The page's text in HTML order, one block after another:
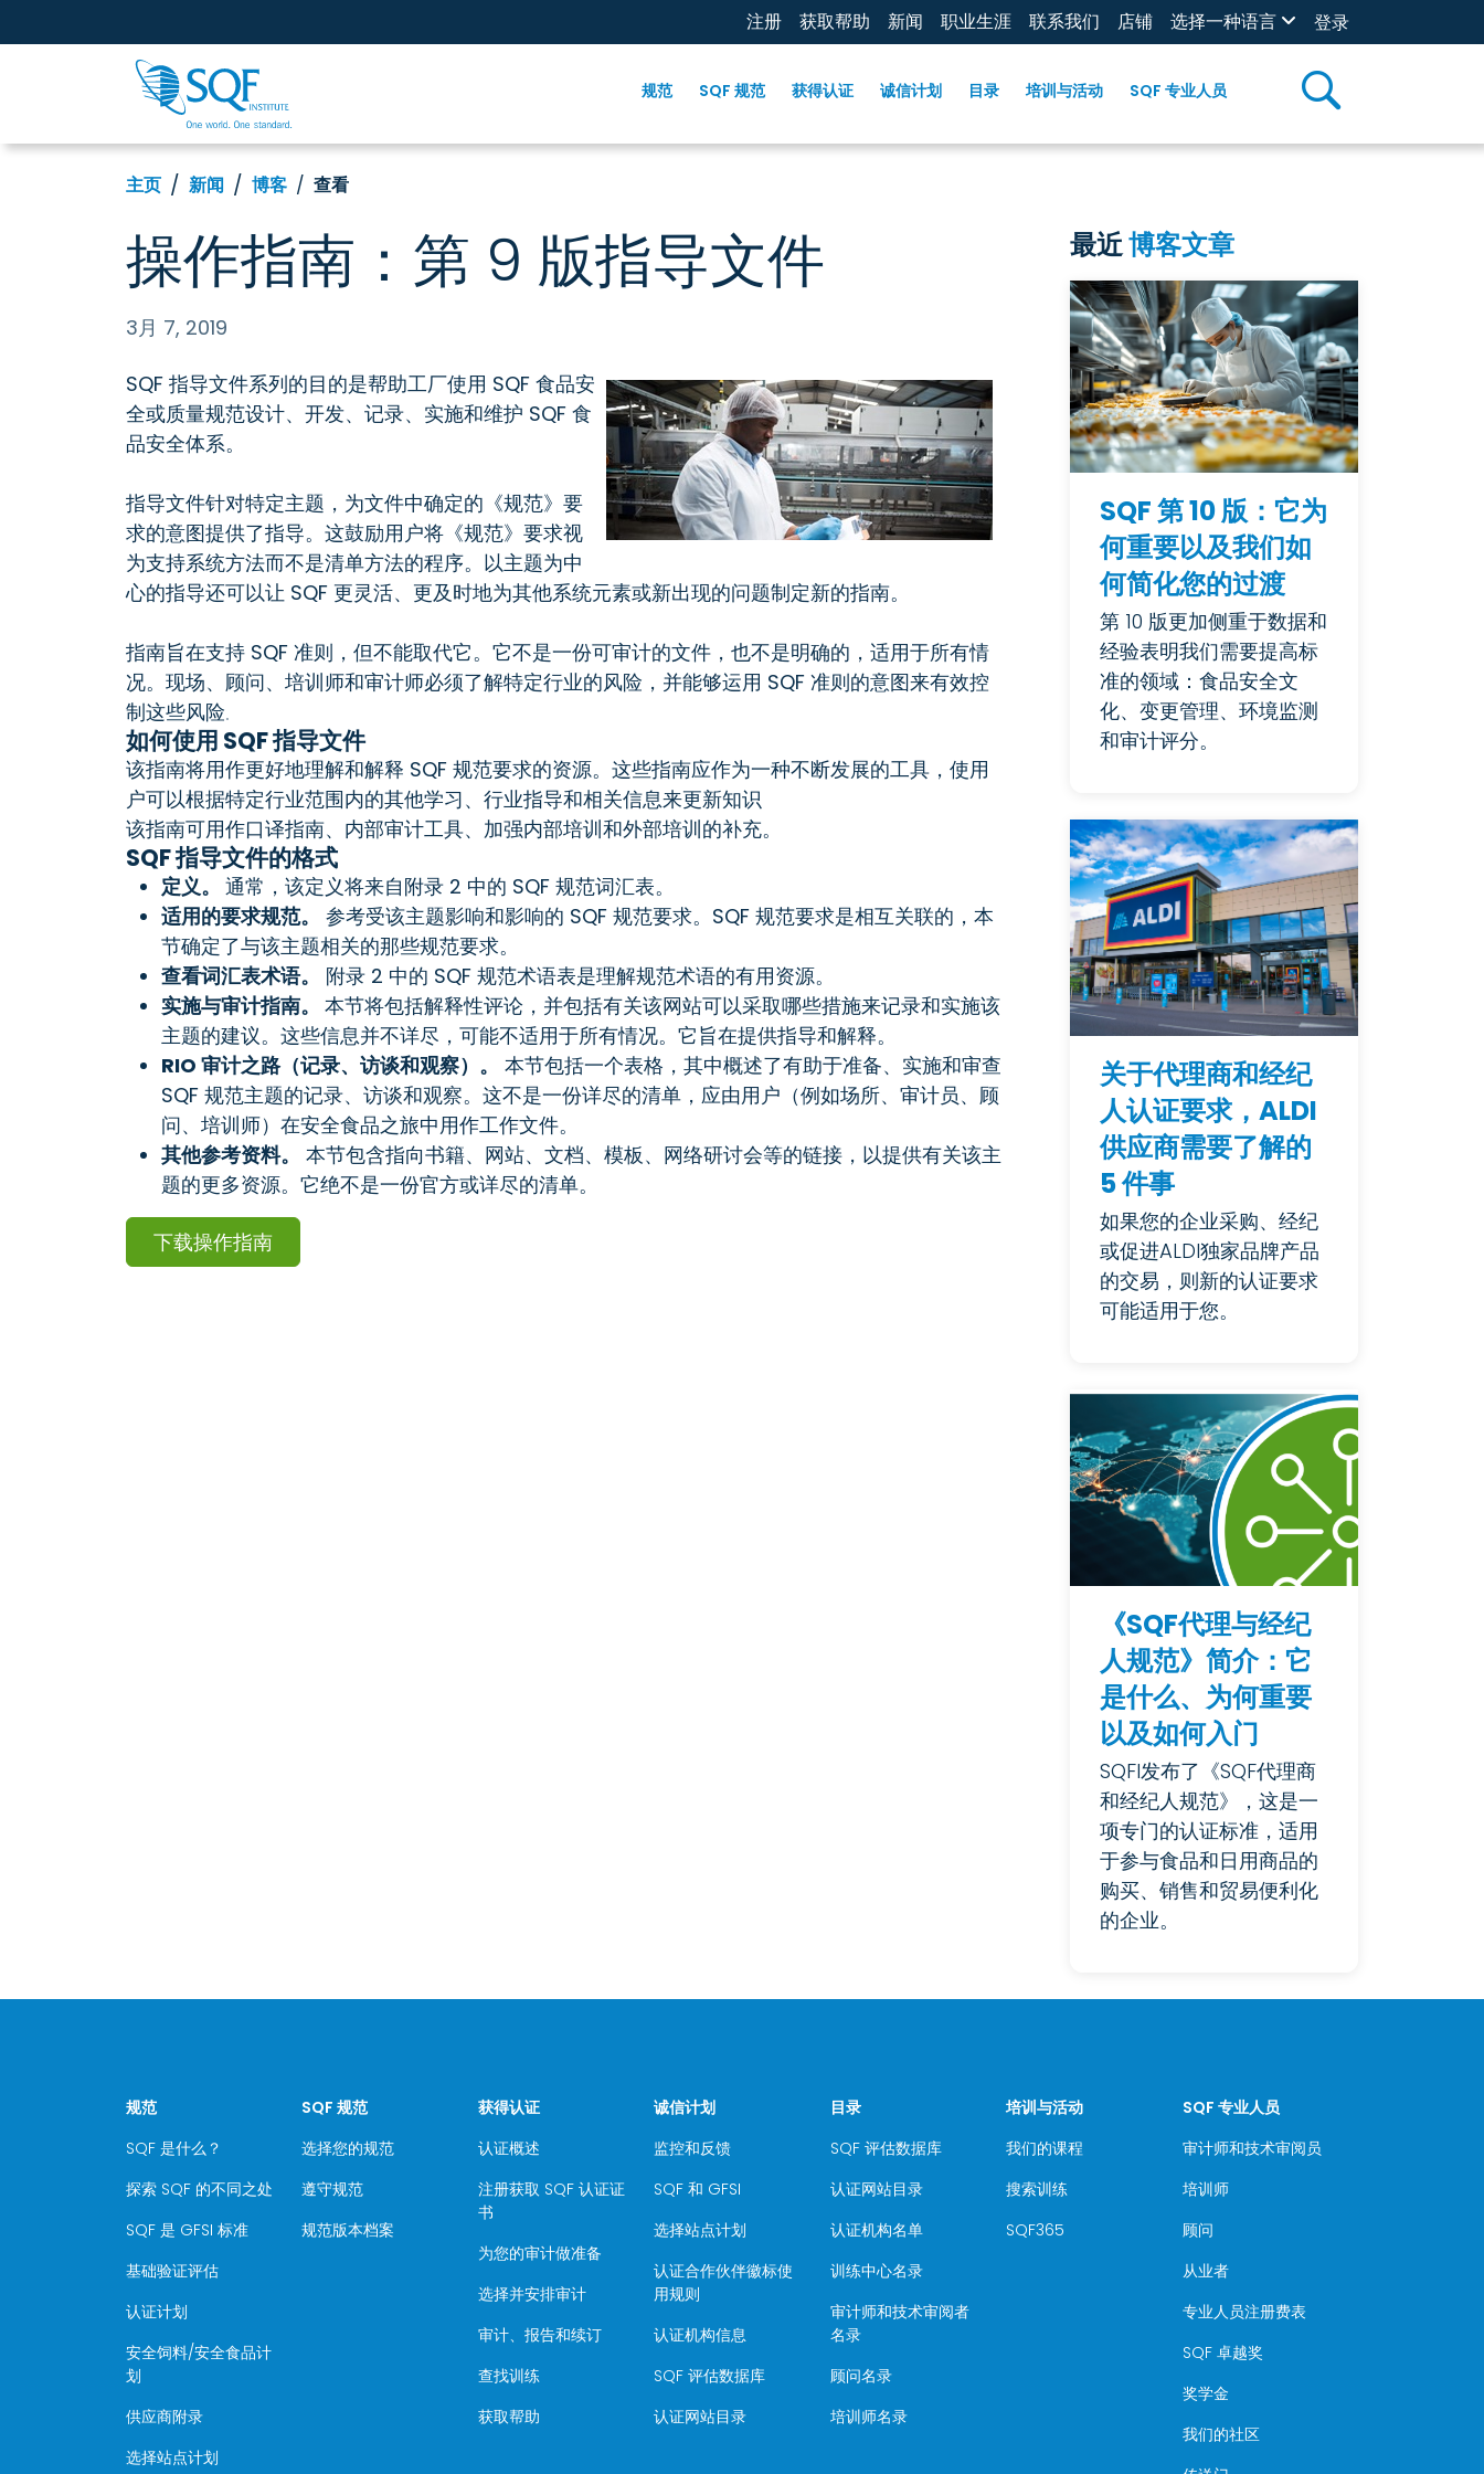
注册 获取帮助 新闻 职业生涯 联系我们 店铺 选择一种语言 登录
规范 SQF 规范 获得认证 诚信计划 目录 培训与活动 SQF 专业人员
主页 新闻 博客 查看
操作指南：第 9 版指导文件
3月 7, 2019
SQF 指导文件系列的目的是帮助工厂使用 SQF 食品安
全或质量规范设计、开发、记录、实施和维护 SQF 食
品安全体系。
指导文件针对特定主题，为文件中确定的《规范》要
求的意图提供了指导。这鼓励用户将《规范》要求视
为支持系统方法而不是清单方法的程序。以主题为中
心的指导还可以让 SQF 更灵活、更及时地为其他系统元素或新出现的问题制定新的指南。
指南旨在支持 SQF 准则，但不能取代它。它不是一份可审计的文件，也不是明确的，适用于所有情
况。现场、顾问、培训师和审计师必须了解特定行业的风险，并能够运用 SQF 准则的意图来有效控
制这些风险。
如何使用 SQF 指导文件
该指南将用作更好地理解和解释 SQF 规范要求的资源。这些指南应作为一种不断发展的工具，使用
户可以根据特定行业范围内的其他学习、行业指导和相关信息来更新知识
该指南可用作口译指南、内部审计工具、加强内部培训和外部培训的补充。
SQF 指导文件的格式
定义。 通常，该定义将来自附录 2 中的 SQF 规范词汇表。
适用的要求规范。
参考受该主题影响和影响的 SQF 规范要求。SQF 规范要求是相互关联的，本
节确定了与该主题相关的那些规范要求。
查看词汇表术语。
附录 2 中的 SQF 规范术语表是理解规范术语的有用资源。
实施与审计指南。 本节将包括解释性评论，并包括有关该网站可以采取哪些措施来记录和实施该
主题的建议。这些信息并不详尽，可能不适用于所有情况。它旨在提供指导和解释。
RIO 审计之路（记录、访谈和观察）。
本节包括一个表格，其中概述了有助于准备、实施和审查
SQF 规范主题的记录、访谈和观察。这不是一份详尽的清单，应由用户（例如场所、审计员、顾
问、培训师）在安全食品之旅中用作工作文件。
其他参考资料。
本节包含指向书籍、网站、文档、模板、网络研讨会等的链接，以提供有关该主
题的更多资源。它绝不是一份官方或详尽的清单。
下载操作指南
最近博客文章
SQF 第 10 版：它为
何重要以及我们如
何简化您的过渡
第 10 版更加侧重于数据和
经验表明我们需要提高标
准的领域：食品安全文
化、变更管理、环境监测
和审计评分。
关于代理商和经纪
人认证要求，ALDI
供应商需要了解的
5 件事
如果您的企业采购、经纪
或促进ALDI独家品牌产品
的交易，则新的认证要求
可能适用于您。
《SQF代理与经纪
人规范》简介：它
是什么、为何重要
以及如何入门
SQFI发布了《SQF代理商
和经纪人规范》，这是一
项专门的认证标准，适用
于参与食品和日用商品的
购买、销售和贸易便利化
的企业。
规范
SQF 是什么？
探索 SQF 的不同之处
SQF 是 GFSI 标准
基础验证评估
认证计划
安全饲料/安全食品计
划
供应商附录
选择站点计划
SQF 规范
选择您的规范
遵守规范
规范版本档案
获得认证
认证概述
注册获取 SQF 认证证
书
为您的审计做准备
选择并安排审计
审计、报告和续订
查找训练
获取帮助
诚信计划
监控和反馈
SQF 和 GFSI
选择站点计划
认证合作伙伴徽标使
用规则
认证机构信息
SQF 评估数据库
认证网站目录
目录
SQF 评估数据库
认证网站目录
认证机构名单
训练中心名录
审计师和技术审阅者
名录
顾问名录
培训师名录
培训与活动
我们的课程
搜索训练
SQF365
SQF 专业人员
审计师和技术审阅员
培训师
顾问
从业者
专业人员注册费表
SQF 卓越奖
奖学金
我们的社区